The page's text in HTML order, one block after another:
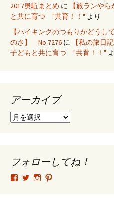
2017奥駈まとめ に
【旅ランや
と共に育つ "共育！！" より
【ハイキングのつもりがどうし
のさ】 No.7276 に
【私の旅日
子どもと共に育つ "共育！！"
アーカイブ
ア
ブ
フォローしてね！
tsutomu.hattori.33
SottakuninMoai
tsutomu.hattori.33